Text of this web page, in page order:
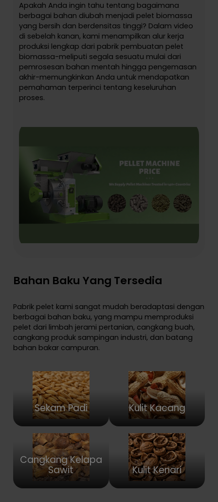
Apakah Anda ingin tahu tentang bagaimana
berbagai bahan diubah menjadi pelet biomassa
yang bersih dan berdensitas tinggi? Dalam video
di sebelah kanan, kami menampilkan alur kerja
produksi lengkap dari pabrik pembuatan pelet
biomassa-meliputi segala sesuatu mulai dari
pemrosesan bahan mentah hingga pengemasan
akhir-memungkinkan Anda untuk mendapatkan
pemahaman terperinci tentang keseluruhan
proses.
Bahan Baku Yang Tersedia
Pabrik pelet kami sangat mudah beradaptasi dengan
berbagai bahan baku, yang mampu memproduksi
pelet dari limbah jerami pertanian, cangkang buah,
cangkang produk sampingan industri, dan batang
bahan bakar campuran.
Sekam Padi
Cangkang Kelapa
Sawit
Kulit Kacang
Kulit Kenari